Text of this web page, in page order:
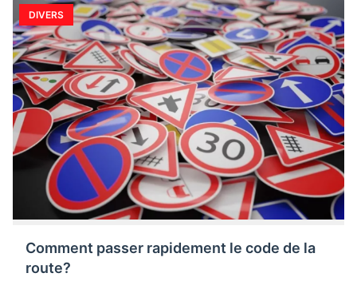
DIVERS
Comment passer rapidement le code de la
route?